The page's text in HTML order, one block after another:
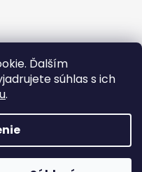
Ďalším
súhlas s ich
.